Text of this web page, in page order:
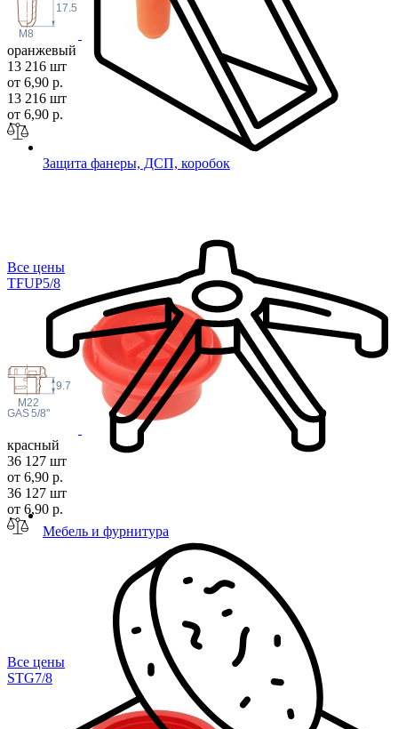
Защита фанеры, ДСП, коробок
Мебель и фурнитура
17.5
M8
оранжевый
13 216 шт
от 6,90 р.
13 216 шт
от 6,90 р.
Все цены
TFUP5/8
9.7
GAS5/8"
M22
красный
36 127 шт
от 6,90 р.
36 127 шт
от 6,90 р.
Все цены
STG7/8